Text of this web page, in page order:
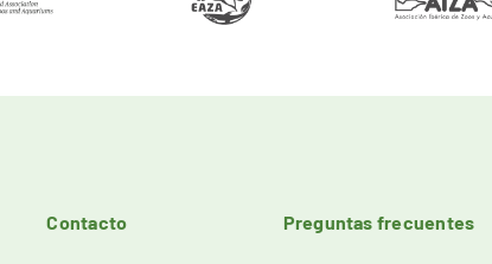
Contacto Preguntas frecuentes